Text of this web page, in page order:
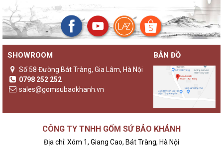
SHOWROOM
Số 58 Đường Bát Tràng, Gia Lâm, Hà Nội
0798 252 252
sales@gomsubaokhanh.vn
BẢN ĐỒ
CÔNG TY TNHH GỐM SỨ BẢO KHÁNH
Địa chỉ: Xóm 1, Giang Cao, Bát Tràng, Hà Nội